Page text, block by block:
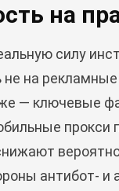
на
силу
на
— ключевые
антибот- и